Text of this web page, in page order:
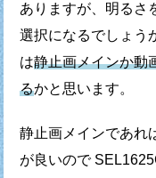
ありますが、 明るさ
選択になるでしょう
は静止画メインか動
るかと思います。
静止画メインであれ
が良いので